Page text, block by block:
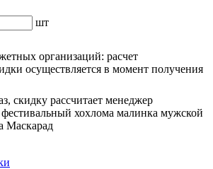
шт
организаций: расчет
осуществляется в момент получения
скидку рассчитает менеджер